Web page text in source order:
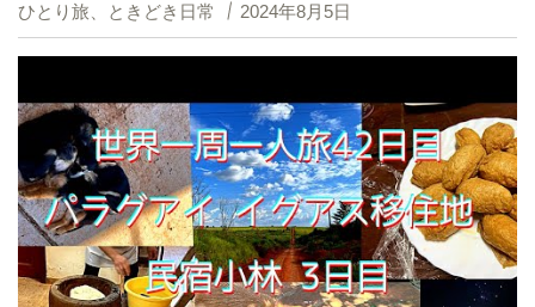
ひとり旅、ときどき日常 2024年8月5日